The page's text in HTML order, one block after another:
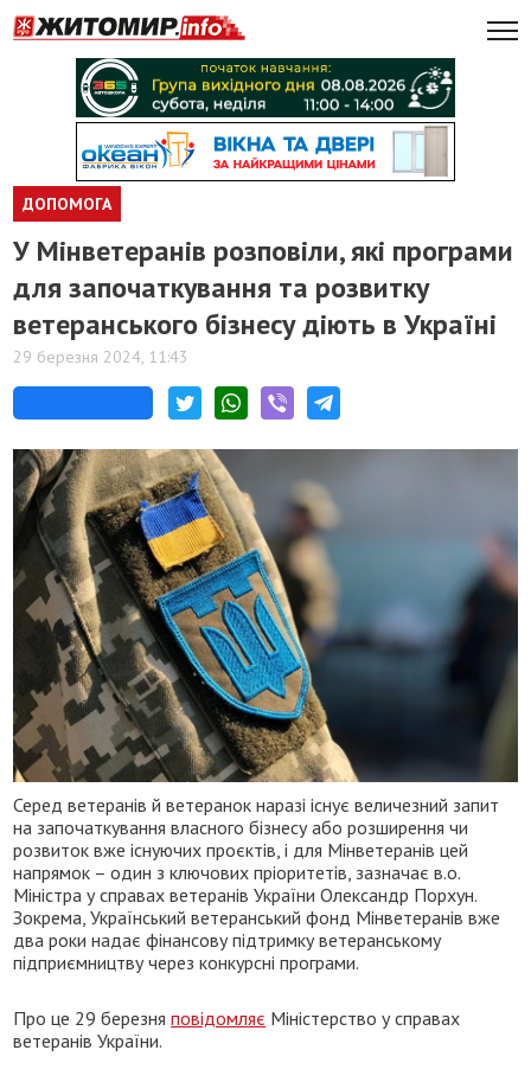
ДОПОМОГА
У Мінветеранів розповіли, які програми
для започаткування та розвитку
ветеранського бізнесу діють в Україні
29 березня 2024, 11:43
Серед ветеранів й ветеранок наразі існує величезний запит
на започаткування власного бізнесу або розширення чи
розвиток вже існуючих проєктів, і для Мінветеранів цей
напрямок – один з ключових пріоритетів, зазначає в.о.
Міністра у справах ветеранів України Олександр Порхун.
Зокрема, Український ветеранський фонд Мінветеранів вже
два роки надає фінансову підтримку ветеранському
підприємництву через конкурсні програми.
Про це 29 березняповідомляє Міністерство у справах
ветеранів України.